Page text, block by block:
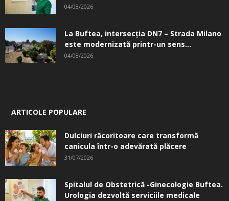
04/08/2026
La Buftea, intersecţia DN7 – Strada Milano
este modernizată printr-un sens...
04/08/2026
ARTICOLE POPULARE
Dulciuri răcoritoare care transformă
canicula într-o adevărată plăcere
31/07/2026
Spitalul de Obstetrică -Ginecologie Buftea.
Urologia dezvoltă serviciile medicale